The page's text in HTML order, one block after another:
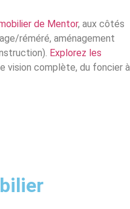
de Mentor, aux côtés
réméré, aménagement
Explorez les
vision complète, du foncier à